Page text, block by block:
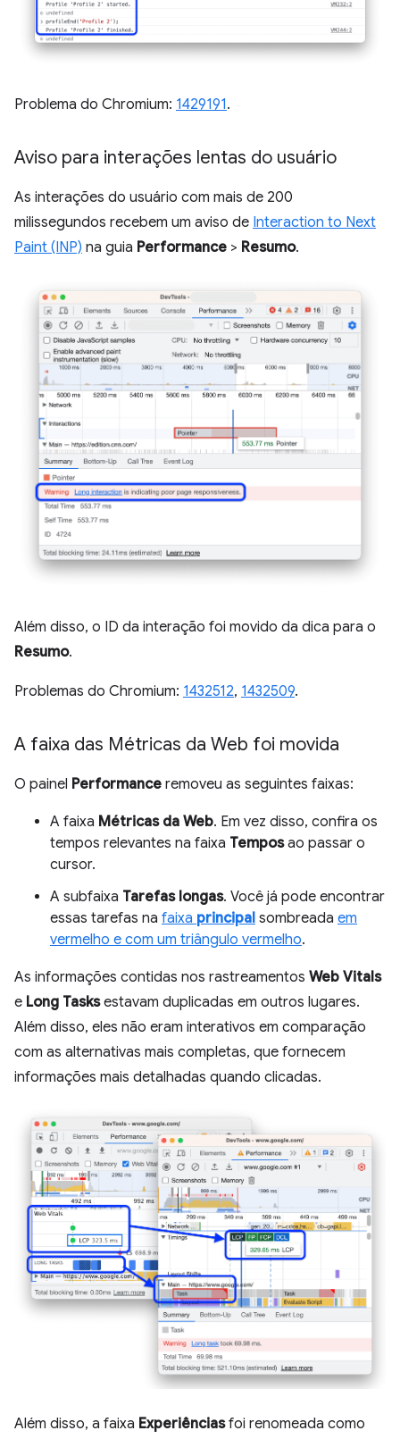
Problema do Chromium: 1429191.
Aviso para interações lentas do usuário
As interações do usuário com mais de 200
milissegundos recebem um aviso de Interaction to Next
Paint (INP) na guia Performance > Resumo.
Além disso, o ID da interação foi movido da dica para o
Resumo.
Problemas do Chromium: 1432512, 1432509.
A faixa das Métricas da Web foi movida
O painel Performance removeu as seguintes faixas:
A faixa Métricas da Web. Em vez disso, confira os
tempos relevantes na faixa Temposao passar o
cursor.
A subfaixa Tarefas longas. Você já pode encontrar
essas tarefas na faixa principal sombreada em
vermelho e com um triângulo vermelho.
As informações contidas nos rastreamentos Web Vitals
e Long Tasksestavam duplicadas em outros lugares.
Além disso, eles não eram interativos em comparação
com as alternativas mais completas, que fornecem
informações mais detalhadas quando clicadas.
Além disso, a faixa Experiênciasfoi renomeada como